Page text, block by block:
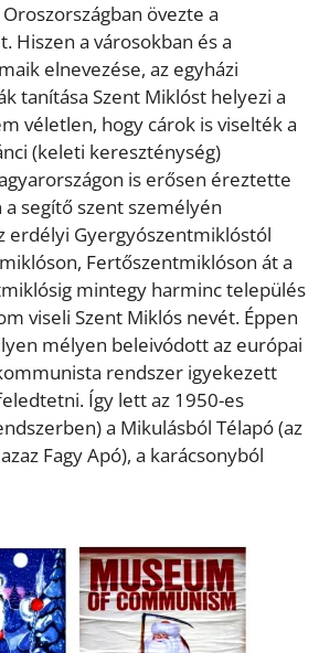
övezte a
Hiszen a városokban és a
elnevezése, az egyházi
tanítása Szent Miklóst helyezi a
véletlen, hogy cárok is viselték a
(keleti kereszténység)
is erősen éreztette
segítő szent személyén
erdélyi Gyergyószentmiklóstól
Fertőszentmiklóson át a
mintegy harminc település
viseli Szent Miklós nevét. Éppen
mélyen beleivódott az európai
rendszer igyekezett
Így lett az 1950-es
a Mikulásból Télapó (az
Fagy Apó), a karácsonyból